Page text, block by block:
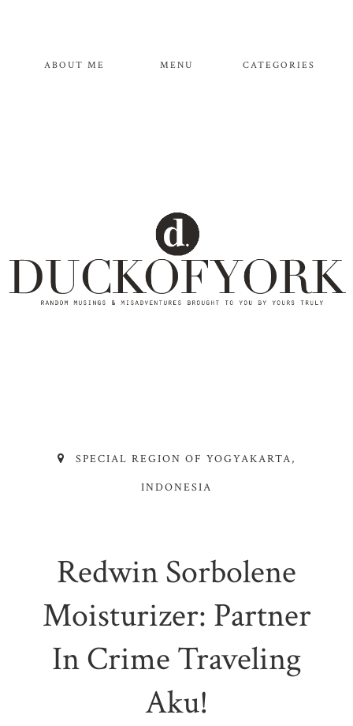
ABOUT ME MENU CATEGORIES
SPECIAL REGION OF YOGYAKARTA,
INDONESIA
Redwin Sorbolene
Moisturizer: Partner
In Crime Traveling
Aku!